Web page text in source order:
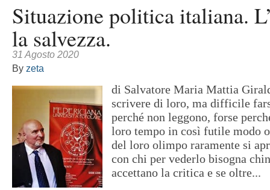
Situazione politica italiana.
la salvezza.
31 Agosto 2020
By zeta
di Salvatore Maria Mattia
scrivere di loro, ma difficile
perché non leggono, forse
loro tempo in così futile modo
del loro olimpo raramente si
con chi per vederlo bisogna
accettano la critica e se oltre...